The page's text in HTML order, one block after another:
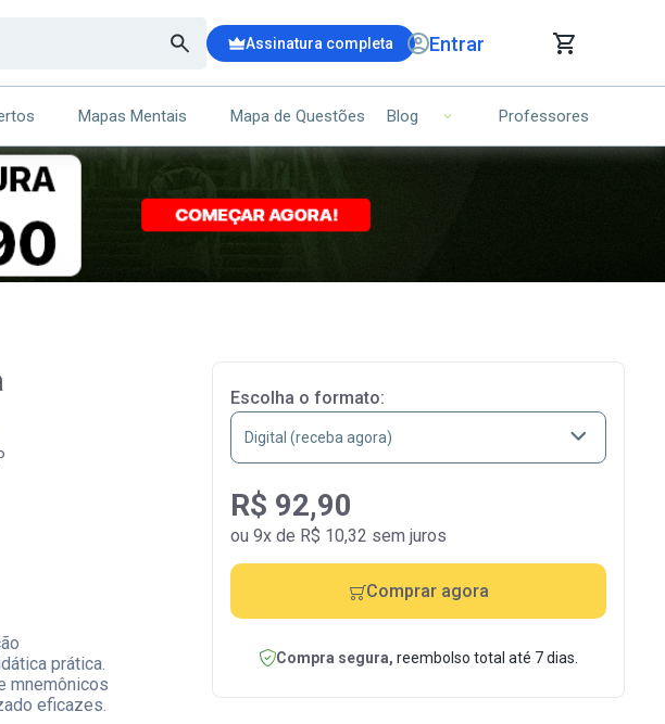
Assinatura completa Entrar
CARRINHO DE COMPRAS
ITENS (00)
Ops!
Seu carrinho ainda está vazio.
Mapas Mentais Mapa de Questões Blog Professores
prática.
mnemônicos
eficazes.
Escolha o formato:
R$ 92,90
ou 9x de R$ 10,32 sem juros
Comprar agora
Compra segura, reembolso total até 7 dias.